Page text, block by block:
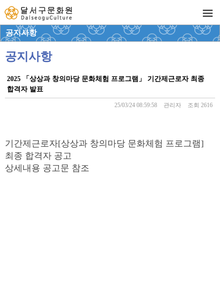
공지사항
공지사항
2025 「상상과 창의마당 문화체험 프로그램」 기간제근로자 최종
합격자 발표
25/03/24 08:59:58 관리자 조회 2616
기간제근로자[상상과 창의마당 문화체험 프로그램]
최종 합격자 공고
상세내용 공고문 참조